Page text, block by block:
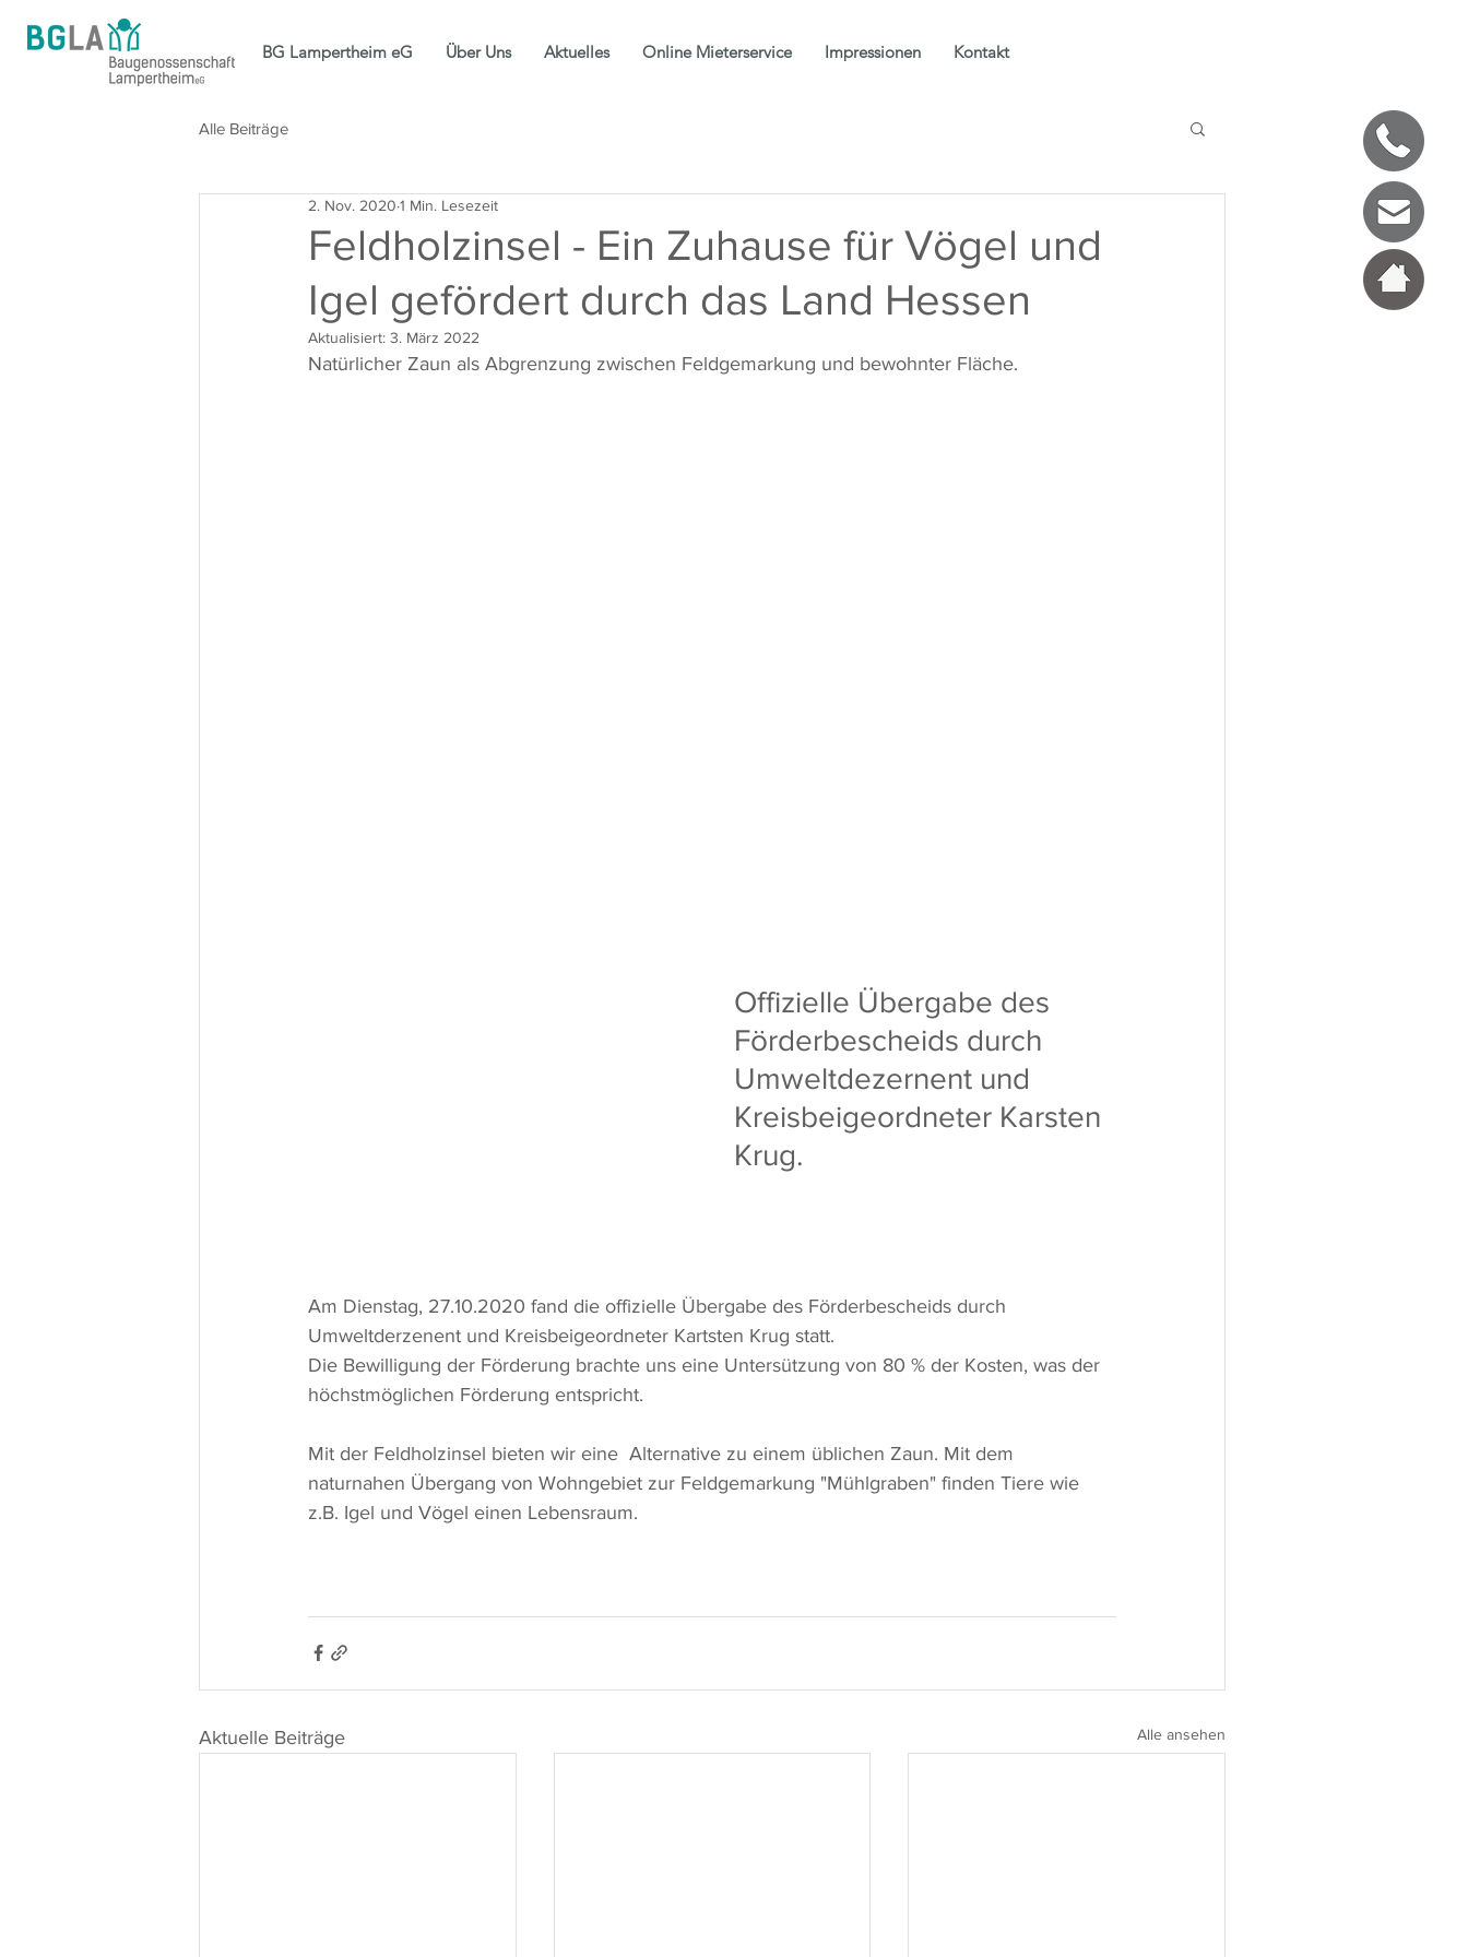
BG Lampertheim eG Über Uns Aktuelles Online Mieterservice Impressionen Kontakt
Alle Beiträge
Feldholzinsel - Ein Zuhause für Vögel und
Igel gefördert durch das Land Hessen
2. Nov. 2020 1 Min. Lesezeit
Aktualisiert: 3. März 2022
Natürlicher Zaun als Abgrenzung zwischen Feldgemarkung und bewohnter Fläche.
Offizielle Übergabe des
Förderbescheids durch
Umweltdezernent und
Kreisbeigeordneter Karsten
Krug.
Am Dienstag, 27.10.2020 fand die offizielle Übergabe des Förderbescheids durch
Umweltderzenent und Kreisbeigeordneter Kartsten Krug statt.
Die Bewilligung der Förderung brachte uns eine Untersützung von 80 % der Kosten, was der
höchstmöglichen Förderung entspricht.
Mit der Feldholzinsel bieten wir eine  Alternative zu einem üblichen Zaun. Mit dem
naturnahen Übergang von Wohngebiet zur Feldgemarkung "Mühlgraben" finden Tiere wie
z.B. Igel und Vögel einen Lebensraum.
Aktuelle Beiträge Alle ansehen